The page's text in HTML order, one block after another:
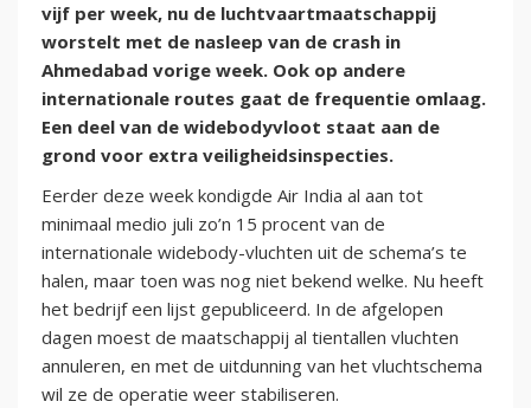
vijf per week, nu de luchtvaartmaatschappij
worstelt met de nasleep van de crash in
Ahmedabad vorige week. Ook op andere
internationale routes gaat de frequentie omlaag.
Een deel van de widebodyvloot staat aan de
grond voor extra veiligheidsinspecties.
Eerder deze week kondigde Air India al aan tot
minimaal medio juli zo’n 15 procent van de
internationale widebody-vluchten uit de schema’s te
halen, maar toen was nog niet bekend welke. Nu heeft
het bedrijf een lijst gepubliceerd. In de afgelopen
dagen moest de maatschappij al tientallen vluchten
annuleren, en met de uitdunning van het vluchtschema
wil ze de operatie weer stabiliseren.